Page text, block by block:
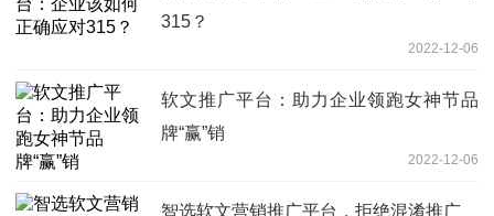
315？
2022-12-06
软文推广平台：助力企业领跑女神节品
牌“赢”销
2022-12-06
智选软文营销推广平台，拒绝混淆推广